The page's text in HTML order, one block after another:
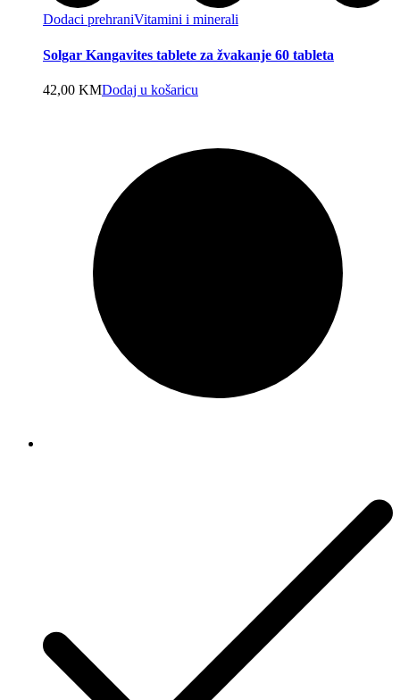
Dodaci prehraniVitamini i minerali
Solgar Kangavites tablete za žvakanje 60 tableta
42,00 KMDodaj u košaricu